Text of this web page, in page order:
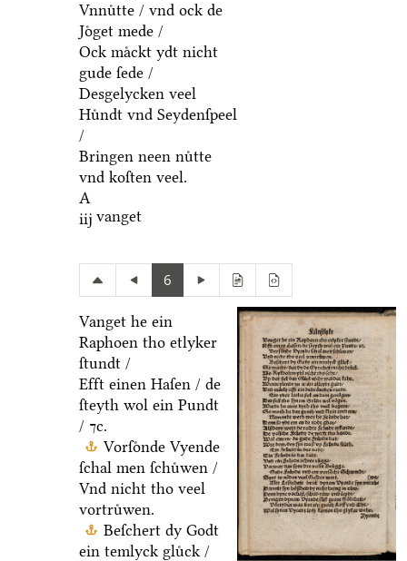
Vnnuͤtte / vnd ock de
Joͤget mede /
Ock maͤckt ydt nicht
gude ſede /
Desgelycken veel
Huͤndt vnd Seydenſpeel
/
Bringen neen nuͤtte
vnd koſten veel.
A
iij vanget
6
Vanget he ein
Raphoen tho etlyker
ſtundt /
Efft einen Haſen / de
ſteyth wol ein Pundt
/ ⁊c.
Vorſoͤnde Vyende
ſchal men ſchuͤwen /
Vnd nicht tho veel
vortruͤwen.
Beſchert dy Godt
ein temlyck gluͤck /